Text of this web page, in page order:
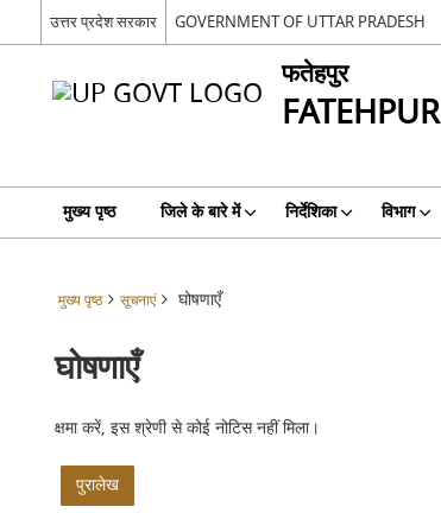
उत्तर प्रदेश सरकार GOVERNMENT OF UTTAR PRADESH
फतेहपुर
FATEHPUR
मुख्य पृष्ठ जिले के बारे में निर्देशिका विभाग
मुख्य पृष्ठ सूचनाएं घोषणाएँ
घोषणाएँ
क्षमा करें, इस श्रेणी से कोई नोटिस नहीं मिला।
पुरालेख